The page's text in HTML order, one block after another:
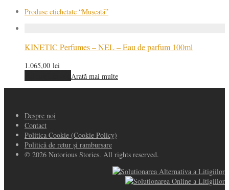
Produse etichetate “Mușcată”
KINETIC Perfumes – NEL – Eau de parfum 100ml
1.065,00 lei
Arată mai multe
Despre noi
Contact
Politica Cookie (Cookie Policy)
Politică de retur și rambursare
© 2026 Notorious Stories. All rights reserved.